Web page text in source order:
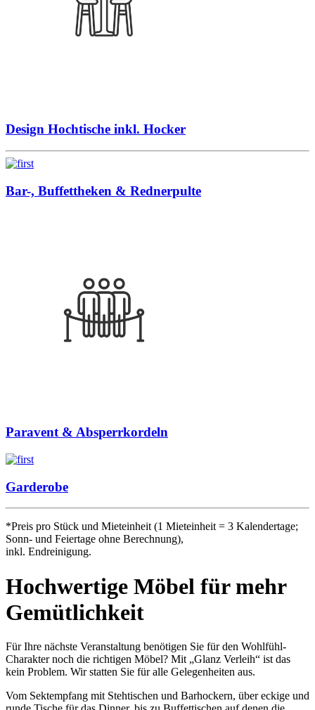
Design Hochtische inkl. Hocker
Bar-, Buffettheken & Rednerpulte
Paravent & Absperrkordeln
Garderobe
*Preis pro Stück und Mieteinheit (1 Mieteinheit = 3 Kalendertage;
Sonn- und Feiertage ohne Berechnung),
inkl. Endreinigung.
Hochwertige Möbel für mehr
Gemütlichkeit
Für Ihre nächste Veranstaltung benötigen Sie für den Wohlfühl-
Charakter noch die richtigen Möbel? Mit „Glanz Verleih“ ist das
kein Problem. Wir statten Sie für alle Gelegenheiten aus.
Vom Sektempfang mit Stehtischen und Barhockern, über eckige und